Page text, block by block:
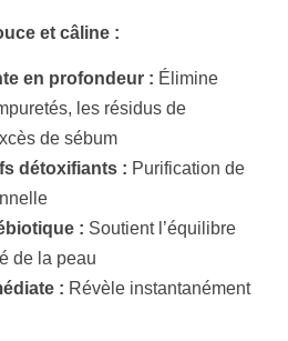
et câline :
en profondeur : Élimine
les résidus de
de sébum
détoxifiants : Purification de
: Soutient l’équilibre
de la peau
: Révèle instantanément